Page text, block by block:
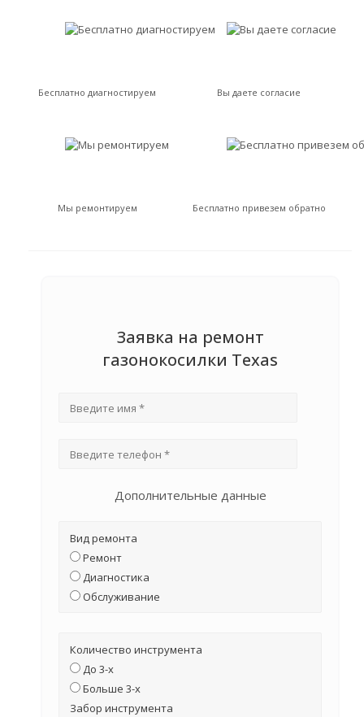
Бесплатно диагностируем Вы даете согласие
Мы ремонтируем Бесплатно привезем обратно
Заявка на ремонт
газонокосилки Texas
Дополнительные данные
Вид ремонта
Ремонт
Диагностика
Обслуживание
Количество инструмента
До 3-х
Больше 3-х
Забор инструмента